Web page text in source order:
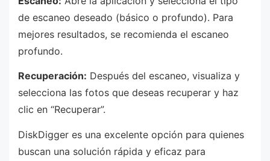
de escaneo deseado (básico o profundo). Para
mejores resultados, se recomienda el escaneo
profundo.
Recuperación: Después del escaneo, visualiza y
selecciona las fotos que deseas recuperar y haz
clic en “Recuperar”.
DiskDigger es una excelente opción para quienes
buscan una solución rápida y eficaz para